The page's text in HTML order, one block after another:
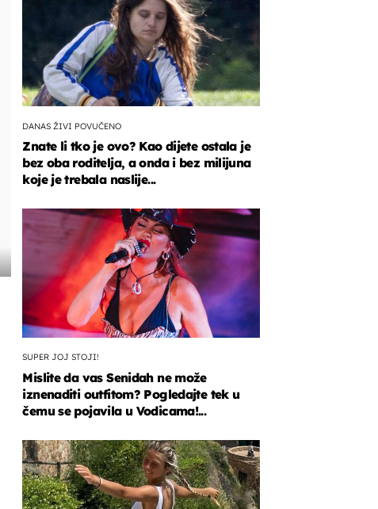
DANAS ŽIVI POVUČENO
Znate li tko je ovo? Kao dijete ostala je
bez oba roditelja, a onda i bez milijuna
koje je trebala naslije...
SUPER JOJ STOJI!
Mislite da vas Senidah ne može
iznenaditi outfitom? Pogledajte tek u
čemu se pojavila u Vodicama!...